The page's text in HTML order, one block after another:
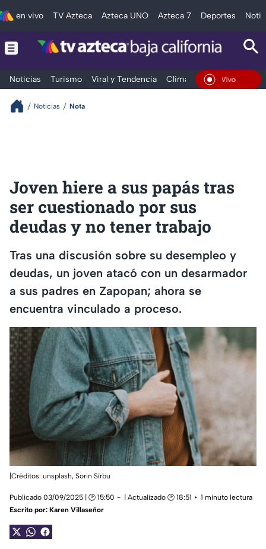
en vivo TV Azteca Azteca UNO Azteca 7 Deportes
Noticias Turismo Viral y Tendencia Clima Deportes
En Vivo
Noticias Nota
Joven hiere a sus papás tras
ser cuestionado por sus
deudas y no tener trabajo
Tras una discusión sobre su desempleo y
deudas, un joven atacó con un desarmador
a sus padres en Zapopan; ahora se
encuentra vinculado a proceso.
|Créditos: unsplash, Sorin Sîrbu
Publicado 03/09/2025 | 🕑 15:50 | Actualizado 🕑 18:51
1 minuto lectura
Escrito por: Karen Villaseñor